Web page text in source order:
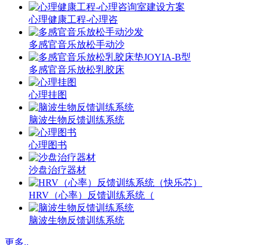
心理健康工程-心理咨
多感官音乐放松手动沙
多感官音乐放松乳胶床
心理挂图
脑波生物反馈训练系统
心理图书
沙盘治疗器材
HRV（心率）反馈训练系统（
脑波生物反馈训练系统
更多..